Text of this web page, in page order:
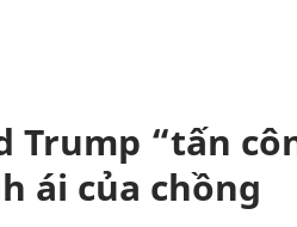
Trump “tấn
ái của chồng